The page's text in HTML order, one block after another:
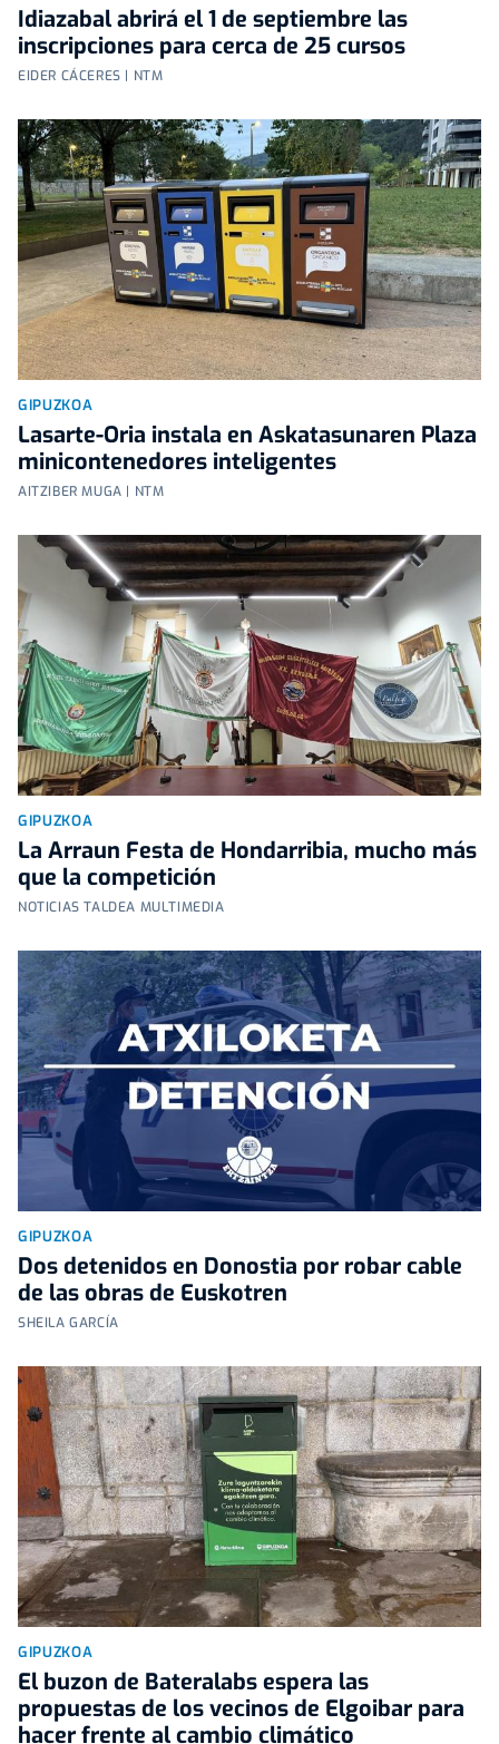
Idiazabal abrirá el 1 de septiembre las
inscripciones para cerca de 25 cursos
EIDER CÁCERES | NTM
GIPUZKOA
Lasarte-Oria instala en Askatasunaren Plaza
minicontenedores inteligentes
AITZIBER MUGA | NTM
GIPUZKOA
La Arraun Festa de Hondarribia, mucho más
que la competición
NOTICIAS TALDEA MULTIMEDIA
GIPUZKOA
Dos detenidos en Donostia por robar cable
de las obras de Euskotren
SHEILA GARCÍA
GIPUZKOA
El buzon de Bateralabs espera las
propuestas de los vecinos de Elgoibar para
hacer frente al cambio climático